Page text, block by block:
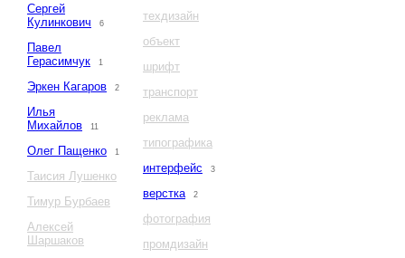
Сергей
Кулинкович
6
Павел
Герасимчук
1
Эркен Кагаров 2
Илья
Михайлов
11
Олег Пащенко 1
Таисия Лушенко
Тимур Бурбаев
Алексей
Шаршаков
техдизайн
объект
шрифт
транспорт
реклама
типографика
интерфейс
3
верстка 2
фотография
промдизайн